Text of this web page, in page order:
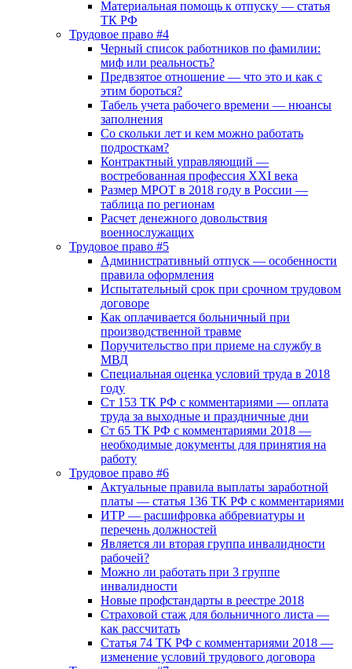
Материальная помощь к отпуску — статья
ТК РФ
Трудовое право #4
Черный список работников по фамилии:
миф или реальность?
Предвзятое отношение — что это и как с
этим бороться?
Табель учета рабочего времени — нюансы
заполнения
Со скольки лет и кем можно работать
подросткам?
Контрактный управляющий —
востребованная профессия XXI века
Размер МРОТ в 2018 году в России —
таблица по регионам
Расчет денежного довольствия
военнослужащих
Трудовое право #5
Административный отпуск — особенности
правила оформления
Испытательный срок при срочном трудовом
договоре
Как оплачивается больничный при
производственной травме
Поручительство при приеме на службу в
МВД
Специальная оценка условий труда в 2018
году
Ст 153 ТК РФ с комментариями — оплата
труда за выходные и праздничные дни
Ст 65 ТК РФ с комментариями 2018 —
необходимые документы для принятия на
работу
Трудовое право #6
Актуальные правила выплаты заработной
платы — статья 136 ТК РФ с комментариями
ИТР — расшифровка аббревиатуры и
перечень должностей
Является ли вторая группа инвалидности
рабочей?
Можно ли работать при 3 группе
инвалидности
Новые профстандарты в реестре 2018
Страховой стаж для больничного листа —
как рассчитать
Статья 74 ТК РФ с комментариями 2018 —
изменение условий трудового договора